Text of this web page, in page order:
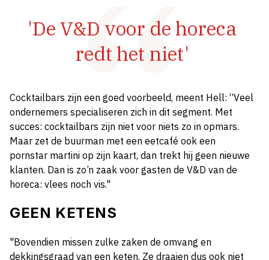
'De V&D voor de horeca
redt het niet'
Cocktailbars zijn een goed voorbeeld, meent Hell: “Veel
ondernemers specialiseren zich in dit segment. Met
succes: cocktailbars zijn niet voor niets zo in opmars.
Maar zet de buurman met een eetcafé ook een
pornstar martini op zijn kaart, dan trekt hij geen nieuwe
klanten. Dan is zo’n zaak voor gasten de V&D van de
horeca: vlees noch vis."
GEEN KETENS
"Bovendien missen zulke zaken de omvang en
dekkingsgraad van een keten. Ze draaien dus ook niet